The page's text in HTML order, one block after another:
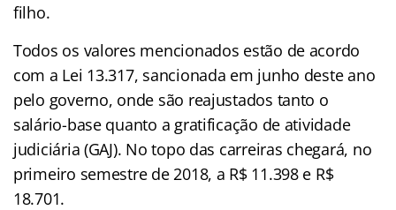
filho.
Todos os valores mencionados estão de acordo
com a Lei 13.317, sancionada em junho deste ano
pelo governo, onde são reajustados tanto o
salário-base quanto a gratificação de atividade
judiciária (GAJ). No topo das carreiras chegará, no
primeiro semestre de 2018, a R$ 11.398 e R$
18.701.